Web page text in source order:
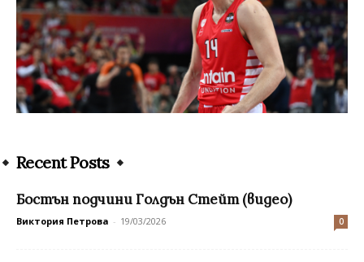
Recent Posts
Бостън подчини Голдън Стейт (видео)
Виктория Петрова - 19/03/2026 0